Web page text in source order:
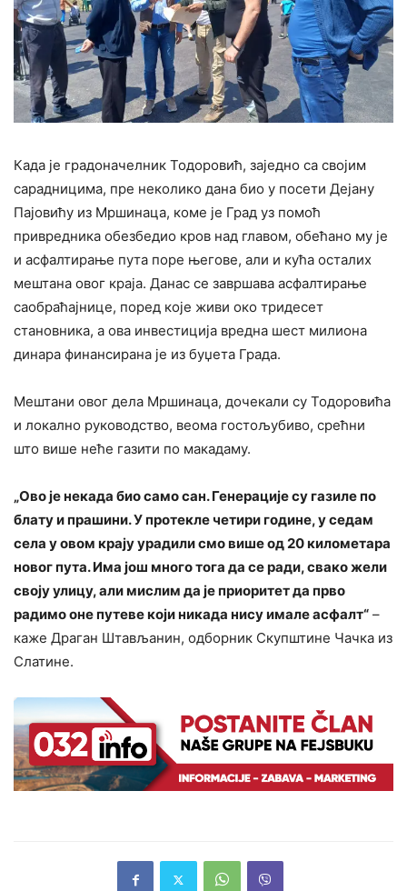
Када је градоначелник Тодоровић, заједно са својим
сарадницима, пре неколико дана био у посети Дејану
Пајовићу из Мршинаца, коме је Град уз помоћ
привредника обезбедио кров над главом, обећано му је
и асфалтирање пута поре његове, али и кућа осталих
мештана овог краја. Данас се завршава асфалтирање
саобраћајнице, поред које живи око тридесет
становника, а ова инвестиција вредна шест милиона
динара финансирана је из буџета Града.
Мештани овог дела Мршинаца, дочекали су Тодоровића
и локално руководство, веома гостољубиво, срећни
што више неће газити по макадаму.
„Ово је некада био само сан. Генерације су газиле по
блату и прашини. У протекле четири године, у седам
села у овом крају урадили смо више од 20 километара
новог пута. Има још много тога да се ради, свако жели
своју улицу, али мислим да је приоритет да прво
радимо оне путеве који никада нису имале асфалт“ –
каже Драган Штављанин, одборник Скупштине Чачка из
Слатине.